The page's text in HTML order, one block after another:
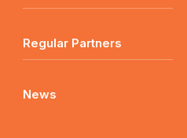
Regular Partners
News